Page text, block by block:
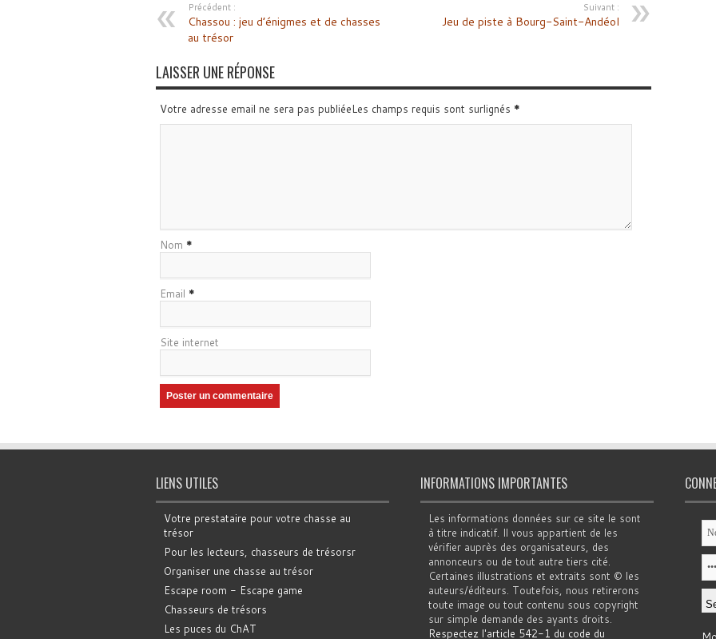
Précédent :
Chassou : jeu d’énigmes et de chasses
au trésor
Suivant :
Jeu de piste à Bourg-Saint-Andéol
LAISSER UNE RÉPONSE
Votre adresse email ne sera pas publiéeLes champs requis sont surlignés *
Nom *
Email *
Site internet
LIENS UTILES
Votre prestataire pour votre chasse au
trésor
Pour les lecteurs, chasseurs de trésorsr
Organiser une chasse au trésor
Escape room - Escape game
Chasseurs de trésors
Les puces du ChAT
INFORMATIONS IMPORTANTES
Les informations données sur ce site le sont
à titre indicatif. Il vous appartient de les
vérifier auprès des organisateurs, des
annonceurs ou de tout autre tiers cité.
Certaines illustrations et extraits sont © les
auteurs/éditeurs. Toutefois, nous retirerons
toute image ou tout contenu sous copyright
sur simple demande des ayants droits.
Respectez l'article 542-1 du code du